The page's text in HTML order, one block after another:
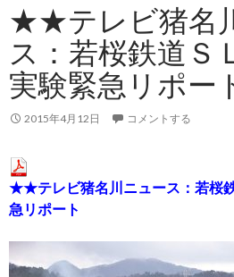
★★テレビ猪名
ス：若桜鉄道Ｓ
実験緊急リポー
2015年4月12日 コメントする
★★テレビ猪名川ニュース：若桜
急リポート